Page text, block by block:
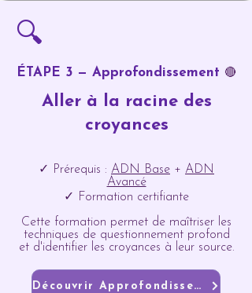
🔍
ÉTAPE 3 — Approfondissement 🔴
Aller à la racine des
croyances
✓ Prérequis : ADN Base + ADN
Avancé
✓ Formation certifiante
Cette formation permet de maîtriser les
techniques de questionnement profond
et d'identifier les croyances à leur source.
Découvrir Approfondissement